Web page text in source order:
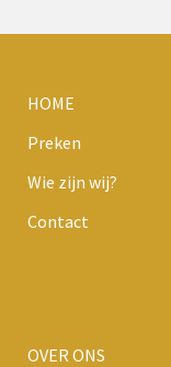
HOME
Preken
Wie zijn wij?
Contact
OVER ONS